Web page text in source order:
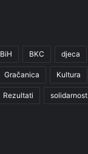
BiH BKC djeca
Gračanica Kultura
Rezultati solidarnost